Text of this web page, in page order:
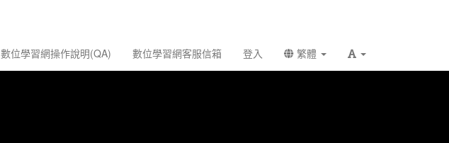
數位學習網操作說明(QA) 數位學習網客服信箱 登入 繁體